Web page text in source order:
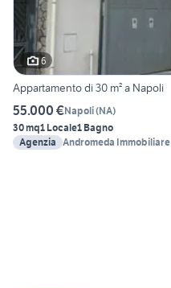
6
Appartamento di 30 m² a Napoli
55.000 €Napoli(NA)
30 mq1 Locale1 Bagno
Agenzia Andromeda Immobiliare